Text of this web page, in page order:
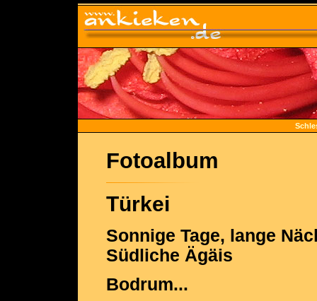
Fotoalbum
Türkei
Sonnige Tage, lange
Südliche Ägäis
Bodrum...